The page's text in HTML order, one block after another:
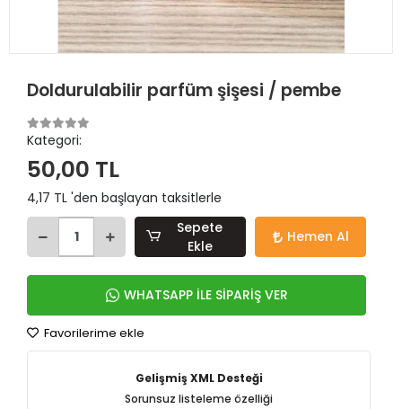
Doldurulabilir parfüm şişesi / pembe
Kategori:
50,00 TL
4,17 TL 'den başlayan taksitlerle
Sepete
Ekle
Hemen Al
WHATSAPP İLE SİPARİŞ VER
Favorilerime ekle
Gelişmiş XML Desteği
Sorunsuz listeleme özelliği